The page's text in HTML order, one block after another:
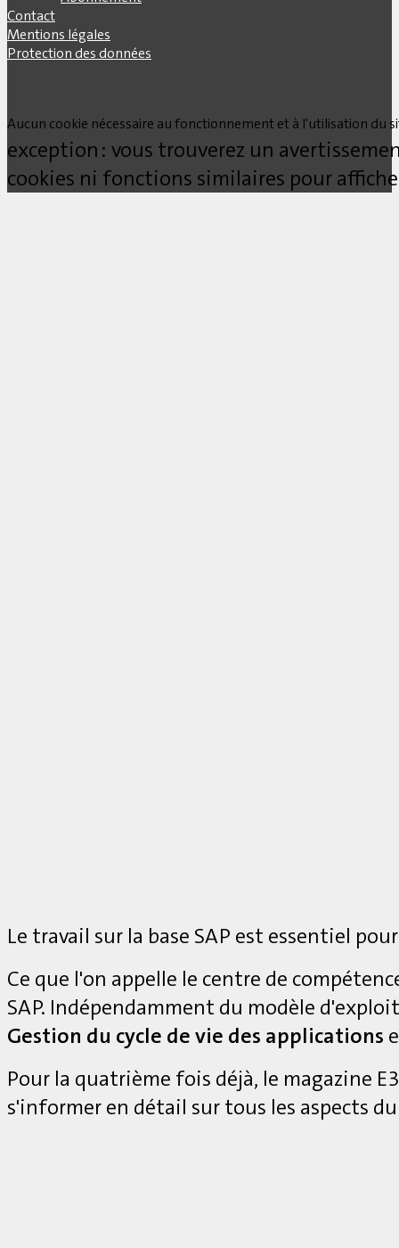
Contact
Mentions légales
Protection des données
Aucun cookie nécessaire au fonctionnement et à l'utilisation du
exception : vous trouverez un
cookies ni fonctions similaires pour
Le travail sur la base SAP est essentiel
Ce que l'on appelle le centre de
SAP. Indépendamment du modèle
Gestion du cycle de vie des applications
Pour la quatrième fois déjà, le magazine
s'informer en détail sur tous les aspects